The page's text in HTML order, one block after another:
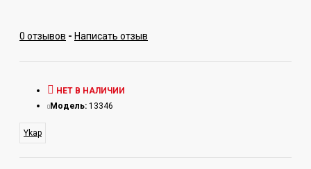
0 отзывов - Написать отзыв
НЕТ В НАЛИЧИИ
Модель: 13346
Ykap